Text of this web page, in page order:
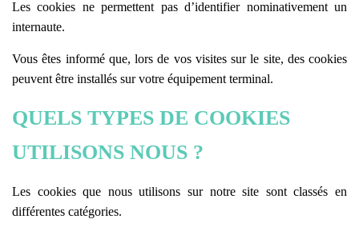
Les cookies ne permettent pas d’identifier nominativement un
internaute.
Vous êtes informé que, lors de vos visites sur le site, des cookies
peuvent être installés sur votre équipement terminal.
QUELS TYPES DE COOKIES
UTILISONS NOUS ?
Les cookies que nous utilisons sur notre site sont classés en
différentes catégories.